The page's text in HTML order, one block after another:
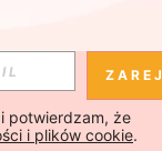
i potwierdzam, że
i plików cookie.